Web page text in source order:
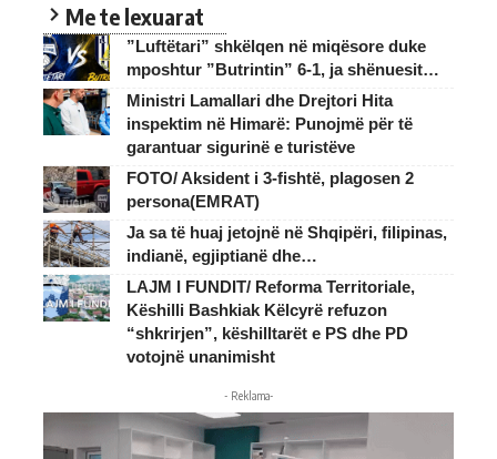
Me te lexuarat
”Luftëtari” shkëlqen në miqësore duke
mposhtur ”Butrintin” 6-1, ja shënuesit…
Ministri Lamallari dhe Drejtori Hita
inspektim në Himarë: Punojmë për të
garantuar sigurinë e turistëve
FOTO/ Aksident i 3-fishtë, plagosen 2
persona(EMRAT)
Ja sa të huaj jetojnë në Shqipëri, filipinas,
indianë, egjiptianë dhe…
LAJM I FUNDIT/ Reforma Territoriale,
Këshilli Bashkiak Këlcyrë refuzon
“shkrirjen”, këshilltarët e PS dhe PD
votojnë unanimisht
- Reklama-